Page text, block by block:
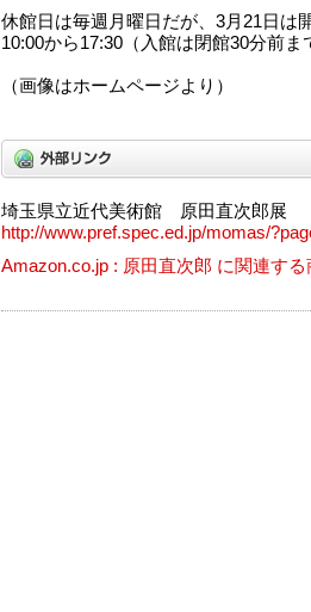
休館日は毎週月曜日だが、3月21日は
10:00から17:30（入館は閉館30分前ま
（画像はホームページより）
埼玉県立近代美術館 原田直次郎展
http://www.pref.spec.ed.jp/momas/
Amazon.co.jp : 原田直次郎 に関連する